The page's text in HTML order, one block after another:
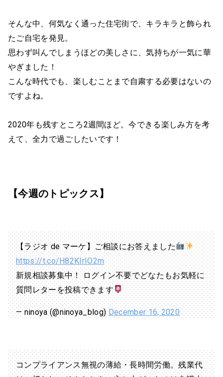
そんな中、何気なく通った住宅街で、キラキラと飾られ
たご自宅を発見。
思わず叫んでしまうほどの美しさに、気持ちが一気に華
やぎました！
こんな時代でも、楽しむことまで自粛する必要はないの
ですよね。
2020年も残すところ2週間ほど。今できる楽しみ方を考
えて、全力で過ごしたいです！
【今週のトピックス】
【ラジオ de マーケ】ご相談にお答えました
https://t.co/H82KIrIO2m
新規相談募集中！ ログイン不要でどなたもお気軽に
質問レターを投稿できます
— ninoya (@ninoya_blog)December 16, 2020
コンプライアンス無視の薄給・長時間労働。残業代